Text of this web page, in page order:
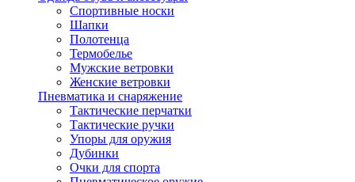
Спортивные носки
Шапки
Полотенца
Термобелье
Мужские ветровки
Женские ветровки
Пневматика и снаряжение
Тактические перчатки
Тактические ручки
Упоры для оружия
Дубинки
Очки для спорта